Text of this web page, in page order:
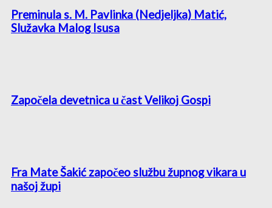
Preminula s. M. Pavlinka (Nedjeljka) Matić,
Služavka Malog Isusa
Započela devetnica u čast Velikoj Gospi
Fra Mate Šakić započeo službu župnog vikara u
našoj župi